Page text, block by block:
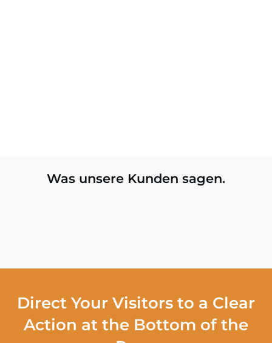
Was unsere Kunden sagen.
Direct Your Visitors to a Clear
Action at the Bottom of the